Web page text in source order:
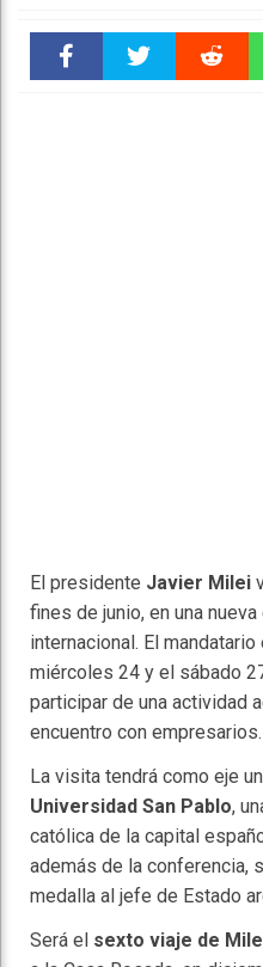
El presidente Javier Milei
fines de junio, en una
internacional. El
miércoles 24 y el sábado
participar de una actividad
encuentro con empresarios.
La visita tendrá como eje
Universidad San Pablo,
católica de la capital
además de la conferencia,
medalla al jefe de Estado
Será el sexto viaje de